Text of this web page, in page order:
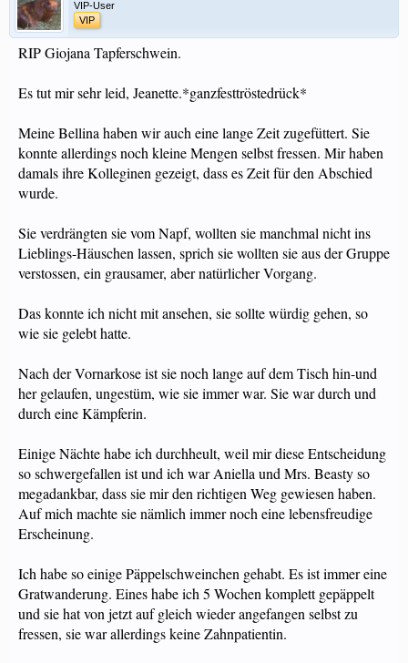
VIP-User
VIP
RIP Giojana Tapferschwein.
Es tut mir sehr leid, Jeanette.*ganzfesttröstedrück*
Meine Bellina haben wir auch eine lange Zeit zugefüttert. Sie
konnte allerdings noch kleine Mengen selbst fressen. Mir haben
damals ihre Kolleginen gezeigt, dass es Zeit für den Abschied
wurde.
Sie verdrängten sie vom Napf, wollten sie manchmal nicht ins
Lieblings-Häuschen lassen, sprich sie wollten sie aus der Gruppe
verstossen, ein grausamer, aber natürlicher Vorgang.
Das konnte ich nicht mit ansehen, sie sollte würdig gehen, so
wie sie gelebt hatte.
Nach der Vornarkose ist sie noch lange auf dem Tisch hin-und
her gelaufen, ungestüm, wie sie immer war. Sie war durch und
durch eine Kämpferin.
Einige Nächte habe ich durchheult, weil mir diese Entscheidung
so schwergefallen ist und ich war Aniella und Mrs. Beasty so
megadankbar, dass sie mir den richtigen Weg gewiesen haben.
Auf mich machte sie nämlich immer noch eine lebensfreudige
Erscheinung.
Ich habe so einige Päppelschweinchen gehabt. Es ist immer eine
Gratwanderung. Eines habe ich 5 Wochen komplett gepäppelt
und sie hat von jetzt auf gleich wieder angefangen selbst zu
fressen, sie war allerdings keine Zahnpatientin.